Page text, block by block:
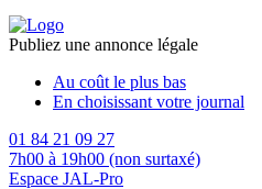
Publiez une annonce légale
Au coût le plus bas
En choisissant votre journal
01 84 21 09 27
7h00 à 19h00 (non surtaxé)
Espace JAL-Pro